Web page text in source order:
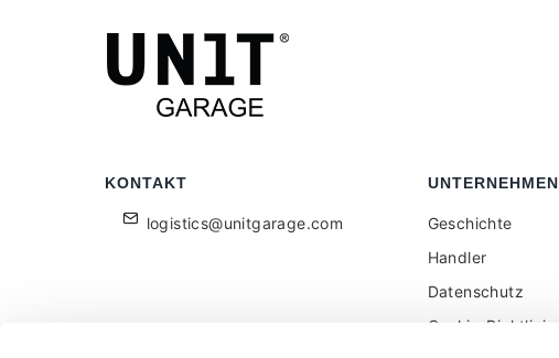
KONTAKT
logistics@unitgarage.com
UNTERNEHMEN
Geschichte
Handler
Datenschutz
Cookie-Richtlinie